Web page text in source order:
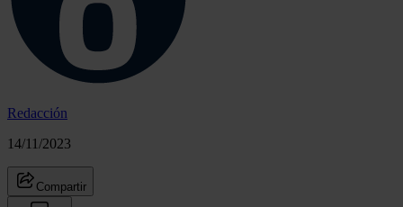
Redacción
14/11/2023
Compartir